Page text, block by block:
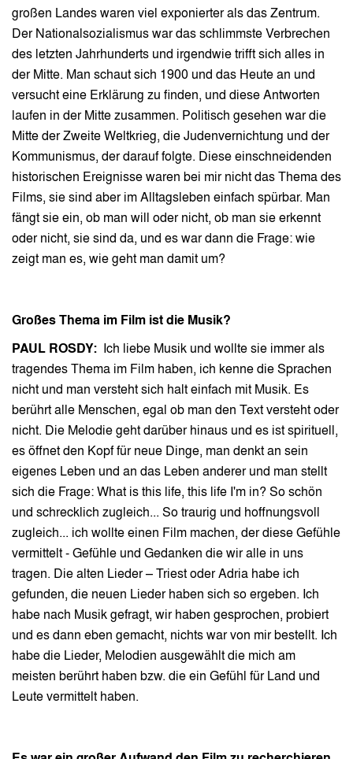
großen Landes waren viel exponierter als das Zentrum.
Der Nationalsozialismus war das schlimmste Verbrechen
des letzten Jahrhunderts und irgendwie trifft sich alles in
der Mitte. Man schaut sich 1900 und das Heute an und
versucht eine Erklärung zu finden, und diese Antworten
laufen in der Mitte zusammen. Politisch gesehen war die
Mitte der Zweite Weltkrieg, die Judenvernichtung und der
Kommunismus, der darauf folgte. Diese einschneidenden
historischen Ereignisse waren bei mir nicht das Thema des
Films, sie sind aber im Alltagsleben einfach spürbar. Man
fängt sie ein, ob man will oder nicht, ob man sie erkennt
oder nicht, sie sind da, und es war dann die Frage: wie
zeigt man es, wie geht man damit um?
Großes Thema im Film ist die Musik?
PAUL ROSDY:
Ich liebe Musik und wollte sie immer als
tragendes Thema im Film haben, ich kenne die Sprachen
nicht und man versteht sich halt einfach mit Musik. Es
berührt alle Menschen, egal ob man den Text versteht oder
nicht. Die Melodie geht darüber hinaus und es ist spirituell,
es öffnet den Kopf für neue Dinge, man denkt an sein
eigenes Leben und an das Leben anderer und man stellt
sich die Frage: What is this life, this life I'm in? So schön
und schrecklich zugleich... So traurig und hoffnungsvoll
zugleich... ich wollte einen Film machen, der diese Gefühle
vermittelt - Gefühle und Gedanken die wir alle in uns
tragen. Die alten Lieder – Triest oder Adria habe ich
gefunden, die neuen Lieder haben sich so ergeben. Ich
habe nach Musik gefragt, wir haben gesprochen, probiert
und es dann eben gemacht, nichts war von mir bestellt. Ich
habe die Lieder, Melodien ausgewählt die mich am
meisten berührt haben bzw. die ein Gefühl für Land und
Leute vermittelt haben.